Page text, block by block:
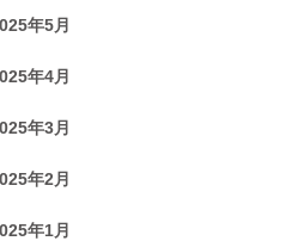
年5月
年4月
年3月
年2月
年1月